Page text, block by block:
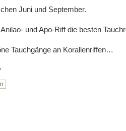
Juni und September.
und Apo-Riff die besten
Tauchgänge an Korallenriffen…